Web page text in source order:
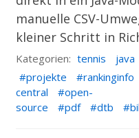
manuelle CSV-
kleiner Schritt in
Kategorien: tennis java
projekte
rankinginfo
central
open-
source
pdf dtb